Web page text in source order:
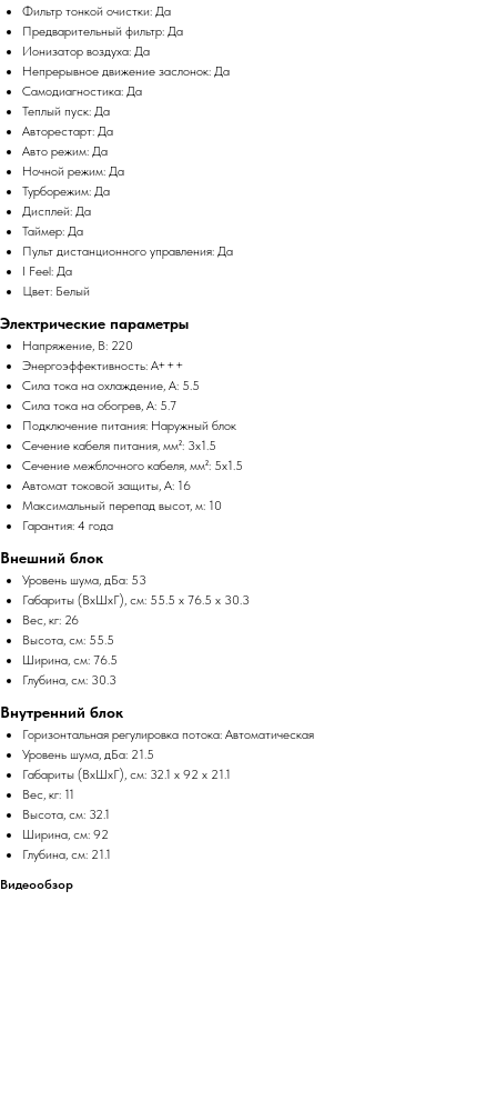
Фильтр тонкой очистки: Да
Предварительный фильтр: Да
Ионизатор воздуха: Да
Непрерывное движение заслонок: Да
Самодиагностика: Да
Теплый пуск: Да
Авторестарт: Да
Авто режим: Да
Ночной режим: Да
Турборежим: Да
Дисплей: Да
Таймер: Да
Пульт дистанционного управления: Да
I Feel: Да
Цвет: Белый
Электрические параметры
Напряжение, В: 220
Энергоэффективность: A+++
Сила тока на охлаждение, А: 5.5
Сила тока на обогрев, А: 5.7
Подключение питания: Наружный блок
Сечение кабеля питания, мм²: 3x1.5
Сечение межблочного кабеля, мм²: 5x1.5
Автомат токовой защиты, А: 16
Максимальный перепад высот, м: 10
Гарантия: 4 года
Внешний блок
Уровень шума, дБа: 53
Габариты (ВхШхГ), см: 55.5 x 76.5 x 30.3
Вес, кг: 26
Высота, см: 55.5
Ширина, см: 76.5
Глубина, см: 30.3
Внутренний блок
Горизонтальная регулировка потока: Автоматическая
Уровень шума, дБа: 21.5
Габариты (ВхШхГ), см: 32.1 x 92 x 21.1
Вес, кг: 11
Высота, см: 32.1
Ширина, см: 92
Глубина, см: 21.1
Видеообзор